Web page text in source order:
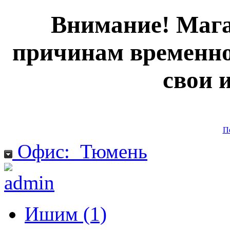
Внимание!
причинам
свои
Офис: Тюмень
Ишим (1)